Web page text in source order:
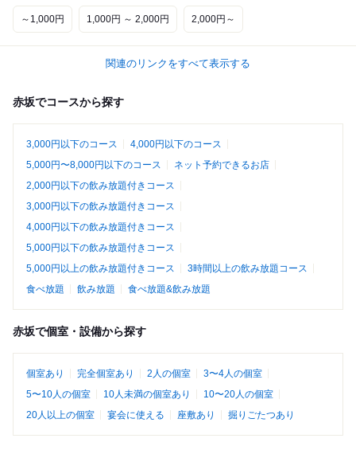
～1,000円 1,000円 ～ 2,000円 2,000円～
関連のリンクをすべて表示する
赤坂でコースから探す
3,000円以下のコース
4,000円以下のコース
5,000円〜8,000円以下のコース
ネット予約できるお店
2,000円以下の飲み放題付きコース
3,000円以下の飲み放題付きコース
4,000円以下の飲み放題付きコース
5,000円以下の飲み放題付きコース
5,000円以上の飲み放題付きコース
3時間以上の飲み放題コース
食べ放題
飲み放題 食べ放題&飲み放題
赤坂で個室・設備から探す
個室あり 完全個室あり 2人の個室
3〜4人の個室
5〜10人の個室
10人未満の個室あり
10〜20人の個室
20人以上の個室
宴会に使える 座敷あり 掘りごたつあり